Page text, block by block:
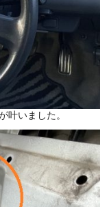
叶いました。